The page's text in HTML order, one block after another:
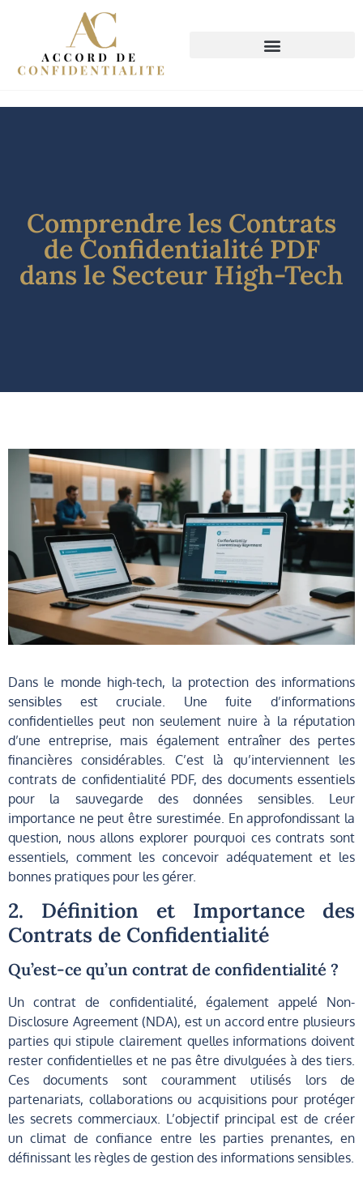
Comprendre les Contrats
de Confidentialité PDF
dans le Secteur High-Tech
Dans le monde high-tech, la protection des informations
sensibles est cruciale. Une fuite d’informations
confidentielles peut non seulement nuire à la réputation
d’une entreprise, mais également entraîner des pertes
financières considérables. C’est là qu’interviennent les
contrats de confidentialité PDF, des documents essentiels
pour la sauvegarde des données sensibles. Leur
importance ne peut être surestimée. En approfondissant la
question, nous allons explorer pourquoi ces contrats sont
essentiels, comment les concevoir adéquatement et les
bonnes pratiques pour les gérer.
2. Définition et Importance des
Contrats de Confidentialité
Qu’est-ce qu’un contrat de confidentialité ?
Un contrat de confidentialité, également appelé Non-
Disclosure Agreement (NDA), est un accord entre plusieurs
parties qui stipule clairement quelles informations doivent
rester confidentielles et ne pas être divulguées à des tiers.
Ces documents sont couramment utilisés lors de
partenariats, collaborations ou acquisitions pour protéger
les secrets commerciaux. L’objectif principal est de créer
un climat de confiance entre les parties prenantes, en
définissant les règles de gestion des informations sensibles.